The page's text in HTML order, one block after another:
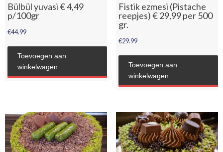
Bülbül yuvasi € 4,49
p/100gr
€44.99
Toevoegen aan
winkelwagen
Fistik ezmesi (Pistache
reepjes) € 29,99 per 500
gr.
€29.99
Toevoegen aan
winkelwagen